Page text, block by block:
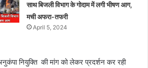
साथ बिजली विभाग के गोदाम में लगी भीषण आग,
मची अफरा-तफरी
April 5, 2024
नियुक्ति की मांग को लेकर प्रदर्शन कर रही